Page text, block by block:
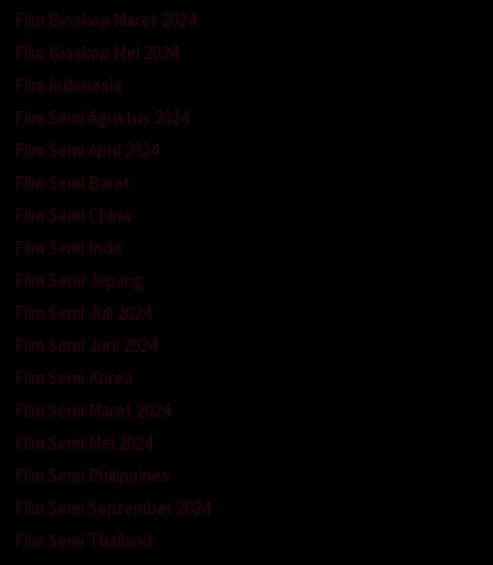
Film Bioskop Maret 2024
Film Bioskop Mei 2024
Film Indonesia
Film Semi Agustus 2024
Film Semi April 2024
Film Semi Barat
Film Semi China
Film Semi Indo
Film Semi Jepang
Film Semi Juli 2024
Film Semi Juni 2024
Film Semi Korea
Film Semi Maret 2024
Film Semi Mei 2024
Film Semi Philippines
Film Semi September 2024
Film Semi Thailand